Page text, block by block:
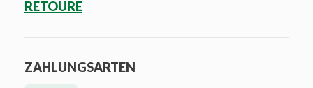
RETOURE
ZAHLUNGSARTEN